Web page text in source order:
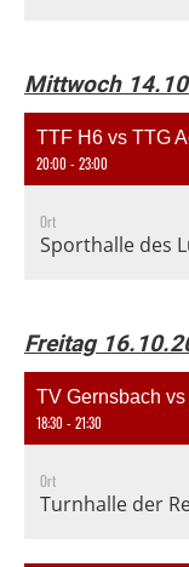
Mittwoch
TTF H6 vs TTG
20:00 - 23:00
Ort
Sporthalle des
Freitag
TV Gernsbach
18:30 - 21:30
Ort
Turnhalle der